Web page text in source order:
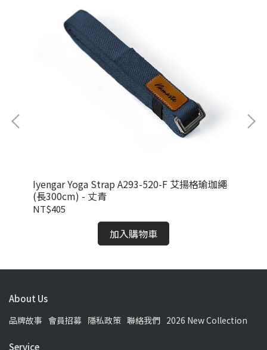
Iyengar Yoga Strap A293-520-F 艾揚格瑜珈繩
(長300cm) - 丈青
NT$405
加入購物車
About Us
品牌故事 會員招募 隱私政策 聯絡我們 2026 New Collection
Service